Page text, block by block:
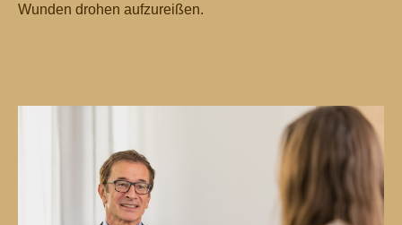
Wunden drohen aufzureißen.